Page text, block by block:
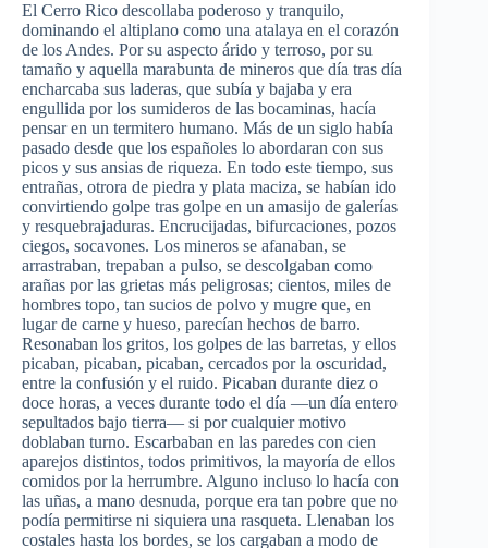
El Cerro Rico descollaba poderoso y tranquilo,
dominando el altiplano como una atalaya en el corazón
de los Andes. Por su aspecto árido y terroso, por su
tamaño y aquella marabunta de mineros que día tras día
encharcaba sus laderas, que subía y bajaba y era
engullida por los sumideros de las bocaminas, hacía
pensar en un termitero humano. Más de un siglo había
pasado desde que los españoles lo abordaran con sus
picos y sus ansias de riqueza. En todo este tiempo, sus
entrañas, otrora de piedra y plata maciza, se habían ido
convirtiendo golpe tras golpe en un amasijo de galerías
y resquebrajaduras. Encrucijadas, bifurcaciones, pozos
ciegos, socavones. Los mineros se afanaban, se
arrastraban, trepaban a pulso, se descolgaban como
arañas por las grietas más peligrosas; cientos, miles de
hombres topo, tan sucios de polvo y mugre que, en
lugar de carne y hueso, parecían hechos de barro.
Resonaban los gritos, los golpes de las barretas, y ellos
picaban, picaban, picaban, cercados por la oscuridad,
entre la confusión y el ruido. Picaban durante diez o
doce horas, a veces durante todo el día —un día entero
sepultados bajo tierra— si por cualquier motivo
doblaban turno. Escarbaban en las paredes con cien
aparejos distintos, todos primitivos, la mayoría de ellos
comidos por la herrumbre. Alguno incluso lo hacía con
las uñas, a mano desnuda, porque era tan pobre que no
podía permitirse ni siquiera una rasqueta. Llenaban los
costales hasta los bordes, se los cargaban a modo de